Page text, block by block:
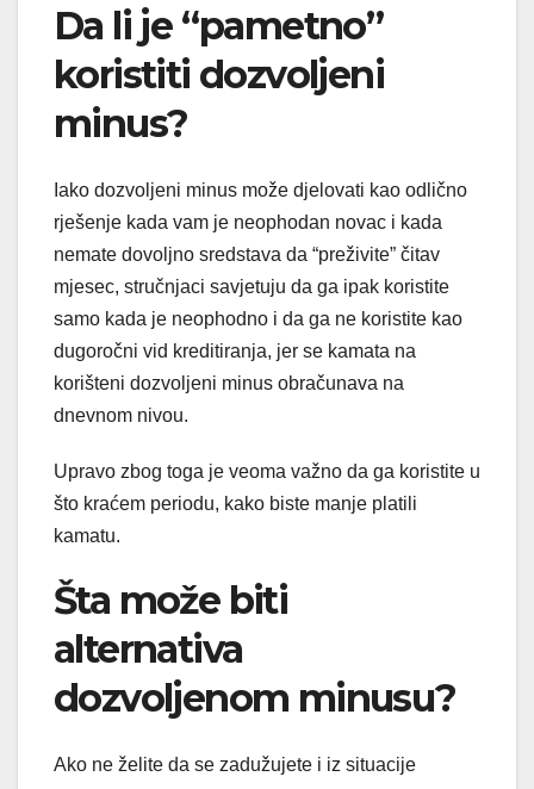
Da li je “pametno”
koristiti dozvoljeni
minus?
Iako dozvoljeni minus može djelovati kao odlično
rješenje kada vam je neophodan novac i kada
nemate dovoljno sredstava da “preživite” čitav
mjesec, stručnjaci savjetuju da ga ipak koristite
samo kada je neophodno i da ga ne koristite kao
dugoročni vid kreditiranja, jer se kamata na
korišteni dozvoljeni minus obračunava na
dnevnom nivou.
Upravo zbog toga je veoma važno da ga koristite u
što kraćem periodu, kako biste manje platili
kamatu.
Šta može biti
alternativa
dozvoljenom minusu?
Ako ne želite da se zadužujete i iz situacije